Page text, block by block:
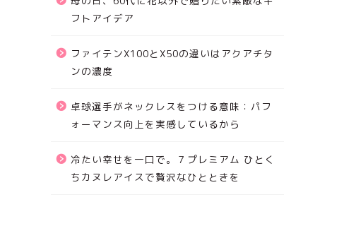
フトアイデア
ファイテンX100とX50の違いはアクアチタ
ンの濃度
卓球選手がネックレスをつける意味：パフ
ォーマンス向上を実感しているから
冷たい幸せを一口で。７プレミアム ひとく
ちカヌレアイスで贅沢なひとときを